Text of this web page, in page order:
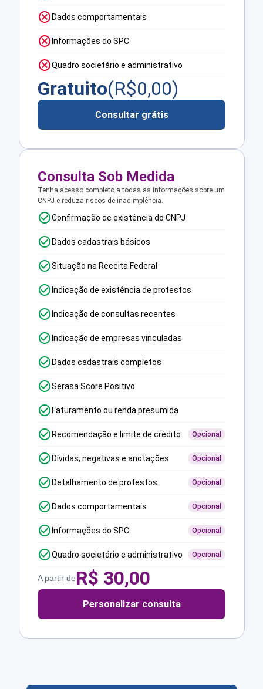
Dados comportamentais
Informações do SPC
Quadro societário e administrativo
Gratuito(R$0,00)
Consultar grátis
Consulta Sob Medida
Tenha acesso completo a todas as informações sobre um
CNPJ e reduza riscos de inadimplência.
Confirmação de existência do CNPJ
Dados cadastrais básicos
Situação na Receita Federal
Indicação de existência de protestos
Indicação de consultas recentes
Indicação de empresas vinculadas
Dados cadastrais completos
Serasa Score Positivo
Faturamento ou renda presumida
Recomendação e limite de crédito Opcional
Dívidas, negativas e anotações Opcional
Detalhamento de protestos Opcional
Dados comportamentais Opcional
Informações do SPC Opcional
Quadro societário e administrativo Opcional
A partir deR$ 30,00
Personalizar consulta